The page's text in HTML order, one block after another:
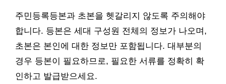
주민등록등본과 초본을 헷갈리지 않도록 주의해야
합니다. 등본은 세대 구성원 전체의 정보가 나오며,
초본은 본인에 대한 정보만 포함됩니다. 대부분의
경우 등본이 필요하므로, 필요한 서류를 정확히 확
인하고 발급받으세요.